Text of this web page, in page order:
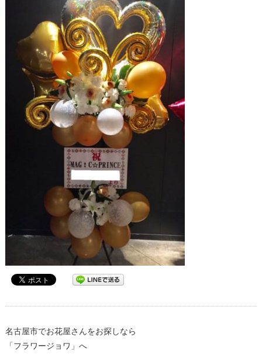
名古屋市でお花屋さんをお探しなら
「フラワージョワ」へ